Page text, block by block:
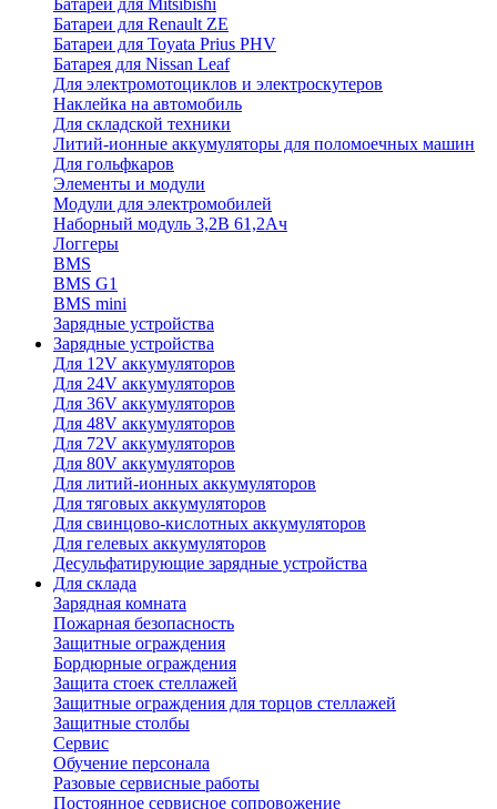
Батареи для Mitsibishi
Батареи для Renault ZE
Батареи для Toyata Prius PHV
Батарея для Nissan Leaf
Для электромотоциклов и электроскутеров
Наклейка на автомобиль
Для складской техники
Литий-ионные аккумуляторы для поломоечных машин
Для гольфкаров
Элементы и модули
Модули для электромобилей
Наборный модуль 3,2В 61,2Ач
Логгеры
BMS
BMS G1
BMS mini
Зарядные устройства
Зарядные устройства
Для 12V аккумуляторов
Для 24V аккумуляторов
Для 36V аккумуляторов
Для 48V аккумуляторов
Для 72V аккумуляторов
Для 80V аккумуляторов
Для литий-ионных аккумуляторов
Для тяговых аккумуляторов
Для свинцово-кислотных аккумуляторов
Для гелевых аккумуляторов
Десульфатирующие зарядные устройства
Для склада
Зарядная комната
Пожарная безопасность
Защитные ограждения
Бордюрные ограждения
Защита стоек стеллажей
Защитные ограждения для торцов стеллажей
Защитные столбы
Сервис
Обучение персонала
Разовые сервисные работы
Постоянное сервисное сопровожение